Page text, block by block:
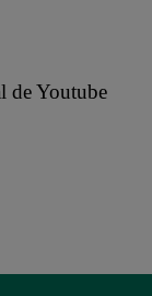
de Youtube